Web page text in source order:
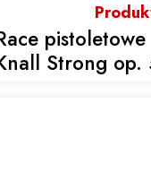
Strong op.